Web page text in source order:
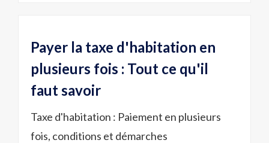
Payer la taxe d'habitation en
plusieurs fois : Tout ce qu'il
faut savoir
Taxe d'habitation : Paiement en plusieurs
fois, conditions et démarches